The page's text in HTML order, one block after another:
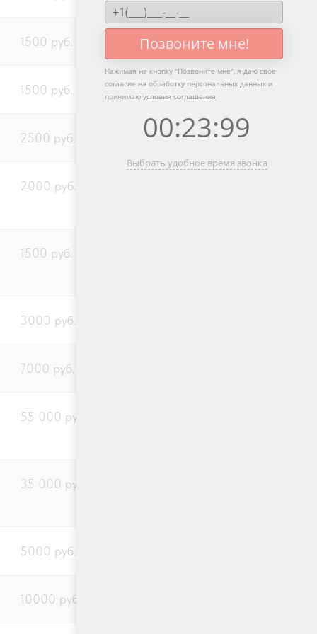
1500 руб.
1500 руб.
2500 руб.
2000 руб.
1500 руб.
3000 руб.
7000 руб.
55 000 руб.
35 000 руб.
5000 руб.
10000 руб.
Позвоните мне!
Нажимая на кнопку "Позвоните мне", я даю свое
согласие на обработку персональных данных и
принимаю условия соглашения
00:23:99
Выбрать удобное время звонка